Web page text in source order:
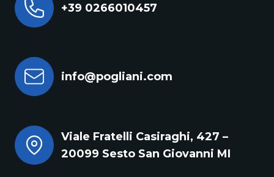
+39 0266010457
info@pogliani.com
Viale Fratelli Casiraghi, 427 –
20099 Sesto San Giovanni MI